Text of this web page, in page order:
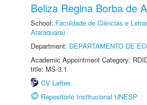
Beliza Regina Borba de
School: Faculdade de Ciências e
Araraquara)
Department: DEPARTAMENTO DE
Academic Appointment Category:
title: MS-3.1
CV Lattes
Repositório Institucional UNESP